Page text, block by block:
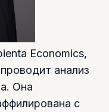
Economics,
анализ
Она
с